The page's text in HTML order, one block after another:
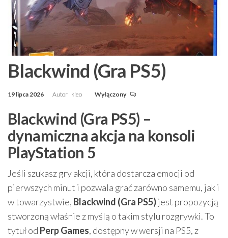
Blackwind (Gra PS5)
19 lipca 2026 Autor kleo Wyłączony
Blackwind (Gra PS5) –
dynamiczna akcja na konsoli
PlayStation 5
Jeśli szukasz gry akcji, która dostarcza emocji od
pierwszych minut i pozwala grać zarówno samemu, jak i
w towarzystwie, Blackwind (Gra PS5)jest propozycją
stworzoną właśnie z myślą o takim stylu rozgrywki. To
tytuł od Perp Games, dostępny w wersji na PS5, z